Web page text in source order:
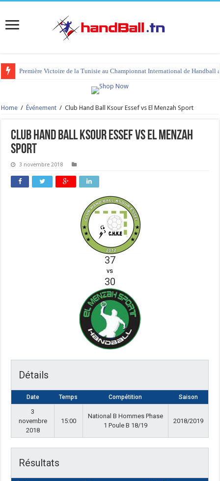
Première Victoire de la Tunisie au Championnat International de Handball
Home / Événement / Club Hand Ball Ksour Essef vs El Menzah Sport
Club Hand Ball Ksour Essef vs El Menzah
Sport
3 novembre 2018
37
vs
30
Détails
Date Temps Compétition Saison
3
novembre
2018
15:00
National B Hommes Phase
1 Poule B 18/19
2018/2019
Résultats